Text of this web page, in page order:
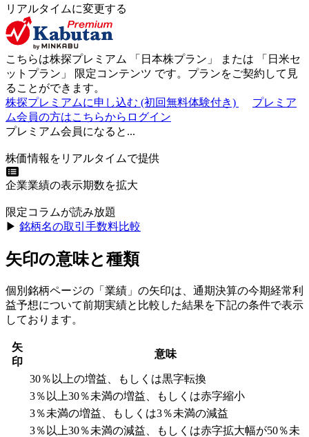
リアルタイムに変更する
こちらは株探プレミアム 「 日本株プラン 」 または 「 日米セ
ットプラン 」 限定コンテンツ です。プランをご契約して見
ることができます。
株探プレミアムに申し込む (初回無料体験付き)
プレミア
ム会員の方はこちらからログイン
プレミアム会員になると...
株価情報をリアルタイムで提供
企業業績の表示期数を拡大
限定コラムが読み放題
▶︎ 銘柄名の取引手数料比較
矢印の意味と種類
個別銘柄ページの「業績」の矢印は、通期決算の今期経常利
益予想について前期実績と比較した結果を下記の条件で表示
しております。
矢
印
意味
30％以上の増益、もしくは黒字転換
3％以上30％未満の増益、もしくは赤字縮小
3％未満の増益、もしくは3％未満の減益
3％以上30％未満の減益、もしくは赤字拡大幅が50％未